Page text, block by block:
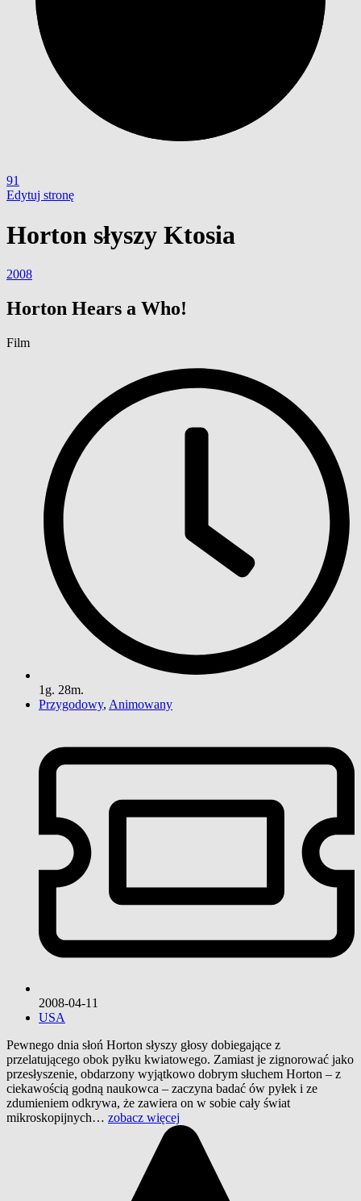
91
Edytuj stronę
Horton słyszy Ktosia
2008
Horton Hears a Who!
Film
1g. 28m.
Przygodowy, Animowany
2008-04-11
USA
Pewnego dnia słoń Horton słyszy głosy dobiegające z
przelatującego obok pyłku kwiatowego. Zamiast je zignorować jako
przesłyszenie, obdarzony wyjątkowo dobrym słuchem Horton – z
ciekawością godną naukowca – zaczyna badać ów pyłek i ze
zdumieniem odkrywa, że zawiera on w sobie cały świat
mikroskopijnych… zobacz więcej